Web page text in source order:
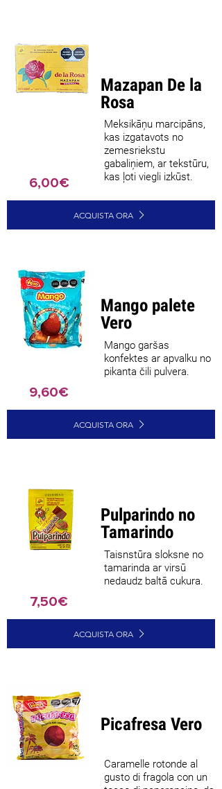
6,00€
Mazapan De la
Rosa
Meksikāņu marcipāns,
kas izgatavots no
zemesriekstu
gabaliņiem, ar tekstūru,
kas ļoti viegli izkūst.
ACQUISTA ORA
9,60€
Mango palete
Vero
Mango garšas
konfektes ar apvalku no
pikanta čili pulvera.
ACQUISTA ORA
7,50€
Pulparindo no
Tamarindo
Taisnstūra sloksne no
tamarinda ar virsū
nedaudz baltā cukura.
ACQUISTA ORA
Picafresa Vero
Caramelle rotonde al
gusto di fragola con un